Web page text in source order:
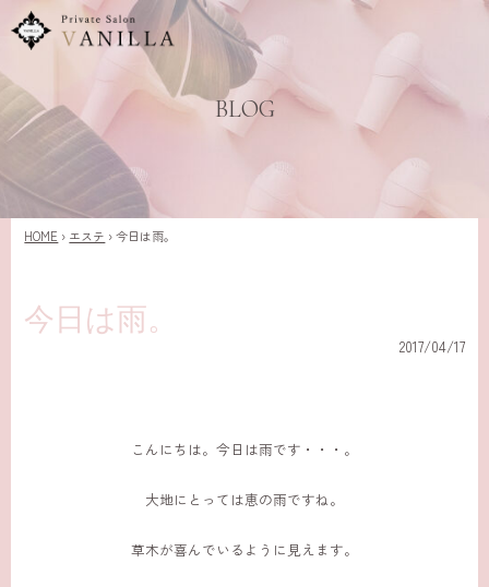
BLOG
HOME › エステ ›今日は雨。
今日は雨。
2017/04/17
こんにちは。今日は雨です・・・。
大地にとっては恵の雨ですね。
草木が喜んでいるように見えます。